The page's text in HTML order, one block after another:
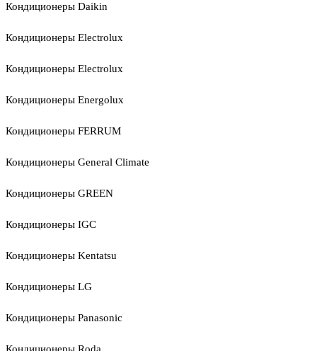
Кондиционеры Daikin
Кондиционеры Electrolux
Кондиционеры Electrolux
Кондиционеры Energolux
Кондиционеры FERRUM
Кондиционеры General Climate
Кондиционеры GREEN
Кондиционеры IGC
Кондиционеры Kentatsu
Кондиционеры LG
Кондиционеры Panasonic